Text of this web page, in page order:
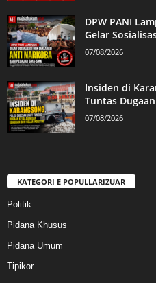
DPW PANI
Gelar
07/08/2026
Insiden di
Tuntas
07/08/2026
KATEGORI E POPULLARIZUAR
Politik
Pidana Khusus
Pidana Umum
Tipikor